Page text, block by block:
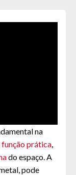
na
função prática
do espaço. A
pode